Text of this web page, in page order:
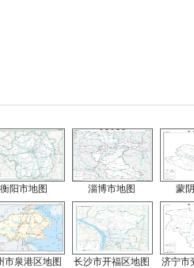
衡阳市地图 淄博市地图 蒙
市泉港区地图 长沙市开福区地图 济宁市